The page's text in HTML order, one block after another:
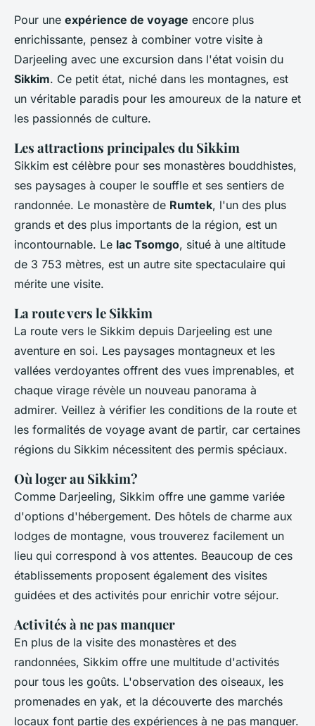
Pour une expérience de voyage encore plus
enrichissante, pensez à combiner votre visite à
Darjeeling avec une excursion dans l'état voisin du
Sikkim. Ce petit état, niché dans les montagnes, est
un véritable paradis pour les amoureux de la nature et
les passionnés de culture.
Les attractions principales du Sikkim
Sikkim est célèbre pour ses monastères bouddhistes,
ses paysages à couper le souffle et ses sentiers de
randonnée. Le monastère de Rumtek, l'un des plus
grands et des plus importants de la région, est un
incontournable. Le lac Tsomgo, situé à une altitude
de 3 753 mètres, est un autre site spectaculaire qui
mérite une visite.
La route vers le Sikkim
La route vers le Sikkim depuis Darjeeling est une
aventure en soi. Les paysages montagneux et les
vallées verdoyantes offrent des vues imprenables, et
chaque virage révèle un nouveau panorama à
admirer. Veillez à vérifier les conditions de la route et
les formalités de voyage avant de partir, car certaines
régions du Sikkim nécessitent des permis spéciaux.
Où loger au Sikkim?
Comme Darjeeling, Sikkim offre une gamme variée
d'options d'hébergement. Des hôtels de charme aux
lodges de montagne, vous trouverez facilement un
lieu qui correspond à vos attentes. Beaucoup de ces
établissements proposent également des visites
guidées et des activités pour enrichir votre séjour.
Activités à ne pas manquer
En plus de la visite des monastères et des
randonnées, Sikkim offre une multitude d'activités
pour tous les goûts. L'observation des oiseaux, les
promenades en yak, et la découverte des marchés
locaux font partie des expériences à ne pas manquer.